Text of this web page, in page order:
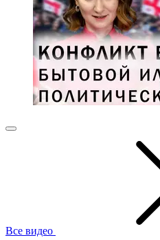
Все видео